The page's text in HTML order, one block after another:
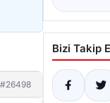
#26498
Bizi Takip